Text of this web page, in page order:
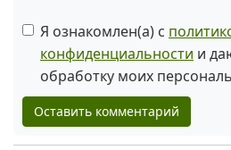
Я ознакомлен(а) с
конфиденциальности и
обработку моих
Оставить комментарий